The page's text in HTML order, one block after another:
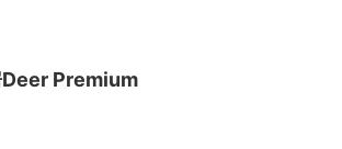
Premium